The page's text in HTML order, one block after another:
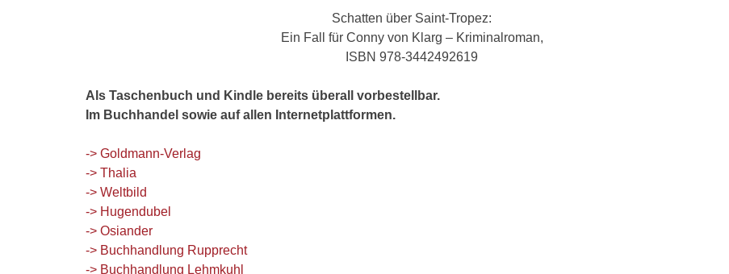
Schatten über Saint-Tropez:
Ein Fall für Conny von Klarg – Kriminalroman,
ISBN 978-3442492619
Als Taschenbuch und Kindle bereits überall vorbestellbar.
Im Buchhandel sowie auf allen Internetplattformen.
-> Goldmann-Verlag
-> Thalia
-> Weltbild
-> Hugendubel
-> Osiander
-> Buchhandlung Rupprecht
-> Buchhandlung Lehmkuhl